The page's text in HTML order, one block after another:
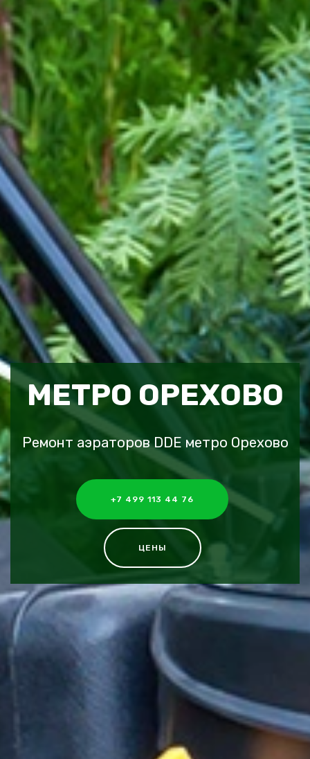
МЕТРО ОРЕХОВО
Ремонт аэраторов DDE метро Орехово
+7 499 113 44 76
ЦЕНЫ